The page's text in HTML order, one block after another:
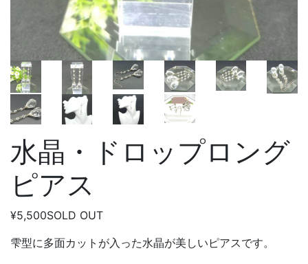
水晶・ドロップロング
ピアス
¥5,500SOLD OUT
雫型に多面カットが入った水晶が美しいピアスです。